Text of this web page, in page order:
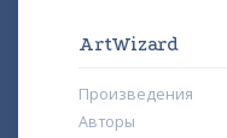
ArtWizard
Произведения
Авторы